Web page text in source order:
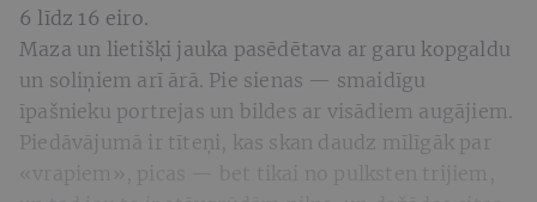
6 līdz 16 eiro.
Maza un lietišķi jauka pasēdētava ar garu kopgaldu
un soliņiem arī ārā. Pie sienas — smaidīgu
īpašnieku portrejas un bildes ar visādiem augājiem.
Piedāvājumā ir tīteņi, kas skan daudz mīlīgāk par
«vrapiem», picas — bet tikai no pulksten trijiem,